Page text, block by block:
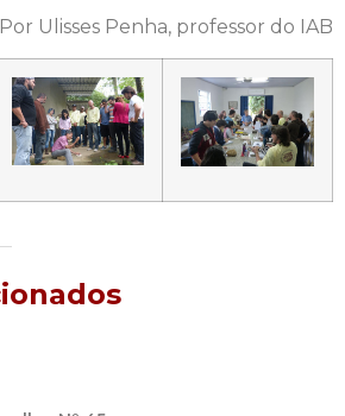
Por Ulisses Penha, professor do IAB